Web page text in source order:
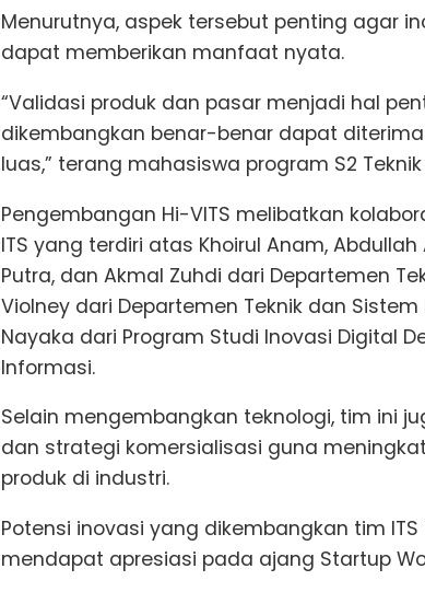
Menurutnya, aspek tersebut penting agar
dapat memberikan manfaat nyata.
“Validasi produk dan pasar menjadi hal
dikembangkan benar-benar dapat
luas,” terang mahasiswa program S2 Teknik
Pengembangan Hi-VITS melibatkan
ITS yang terdiri atas Khoirul Anam,
Putra, dan Akmal Zuhdi dari Departemen
Violney dari Departemen Teknik dan
Nayaka dari Program Studi Inovasi Digital
Informasi.
Selain mengembangkan teknologi, tim ini
dan strategi komersialisasi guna
produk di industri.
Potensi inovasi yang dikembangkan tim
mendapat apresiasi pada ajang Startup